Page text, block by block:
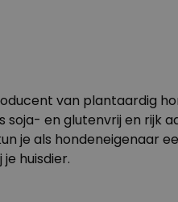
van plantaardig
en glutenvrij en rijk
je als hondeneigenaar
huisdier.